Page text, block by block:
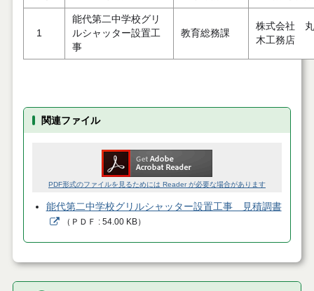
1
能代第二中学校グリ
ルシャッター設置工
事
教育総務課
株式会社
木工務店
関連ファイル
PDF形式のファイルを見るためには Reader が必要な場合があります
能代第二中学校グリルシャッター設置工事 見積調書
（ ＰＤＦ 54.00 KB）